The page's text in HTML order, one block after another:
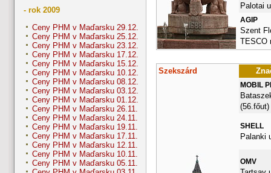
- rok 2009
Ceny PHM v Maďarsku 29.12.
Ceny PHM v Maďarsku 25.12.
Ceny PHM v Maďarsku 23.12.
Ceny PHM v Maďarsku 17.12.
Ceny PHM v Maďarsku 15.12.
Ceny PHM v Maďarsku 10.12.
Ceny PHM v Maďarsku 08.12.
Ceny PHM v Maďarsku 03.12.
Ceny PHM v Maďarsku 01.12.
Ceny PHM v Maďarsku 26.11.
Ceny PHM v Maďarsku 24.11.
Ceny PHM v Maďarsku 19.11.
Ceny PHM v Maďarsku 17.11.
Ceny PHM v Maďarsku 12.11.
Ceny PHM v Maďarsku 10.11.
Ceny PHM v Maďarsku 05.11.
Palotai
AGIP
Szent
TESCO
Szekszárd
MOBIL
(56.főut)
SHELL
Palanki
OMV